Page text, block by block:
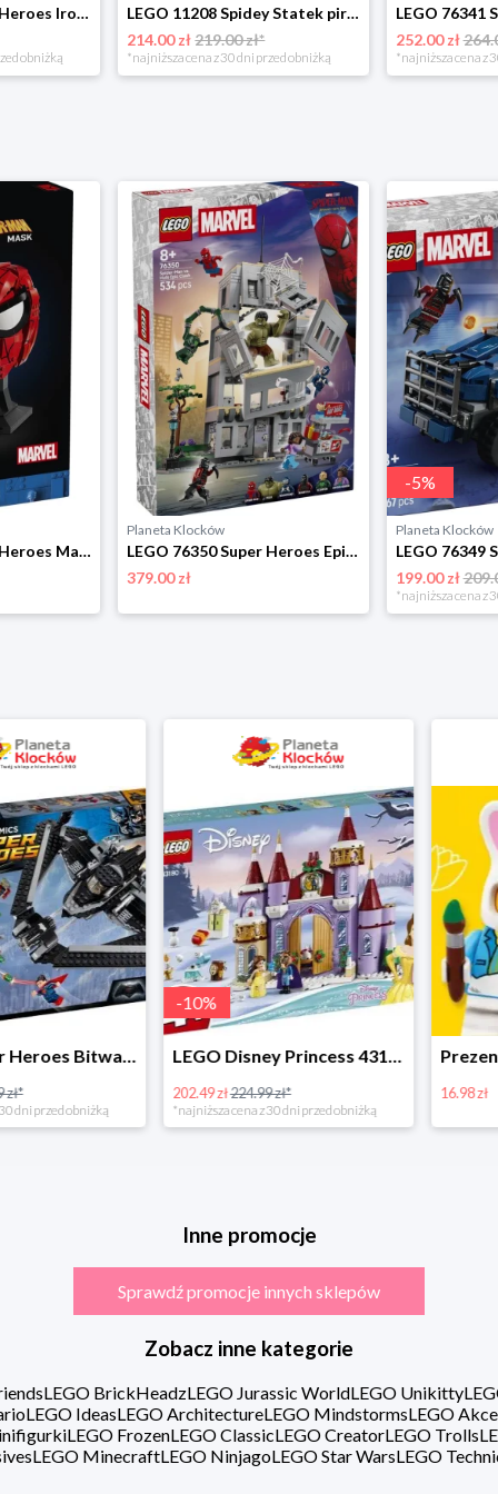
LEGO 76344 Super Heroes Iron Man Mark 3 - edycja kolekcjonerska Lego
obniżką
LEGO 11208 Spidey Statek piracki drużyny Spidey’ego Lego
214.00 zł219.00 zł*
*najniższa cena z 30 dni przed obniżką
252.00 zł
*najniższa cena z
LEGO 76285 Super Heroes Maska Spider-Mana Lego
Planeta Klocków
LEGO 76350 Super Heroes Epickie starcie: Spider-Man kontra Hulk Lego
379.00 zł
-5%
Planeta Klocków
199.00 zł
*najniższa cena z
LEGO Super Heroes Bitwa powietrzna w super cenie
obniżką
-10
LEGO Disney Princess 43180 Zimowe święto w zamku Belli
202.49 zł224.99 zł*
*najniższa cena z 30 dni przed obniżką
16.98 zł
Inne promocje
Sprawdź promocje innych sklepów
Zobacz inne kategorie
LEGO BrickHeadzLEGO Jurassic WorldLEGO Unikitty
LEGO IdeasLEGO ArchitectureLEGO MindstormsLEGO
LEGO FrozenLEGO ClassicLEGO CreatorLEGO Trolls
LEGO MinecraftLEGO NinjagoLEGO Star WarsLEGO